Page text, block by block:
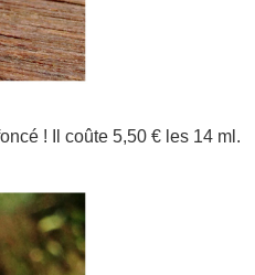
! Il coûte 5,50 € les 14 ml.